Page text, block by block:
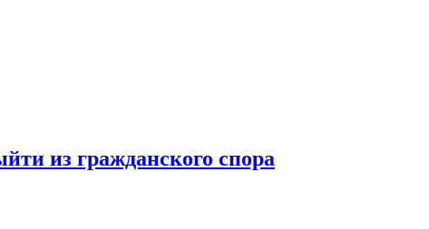
из гражданского спора